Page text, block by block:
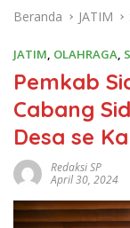
Beranda JATIM
JATIM, OLAHRAGA,
Pemkab
Cabang
Desa se
Redaksi SP
April 30, 2024